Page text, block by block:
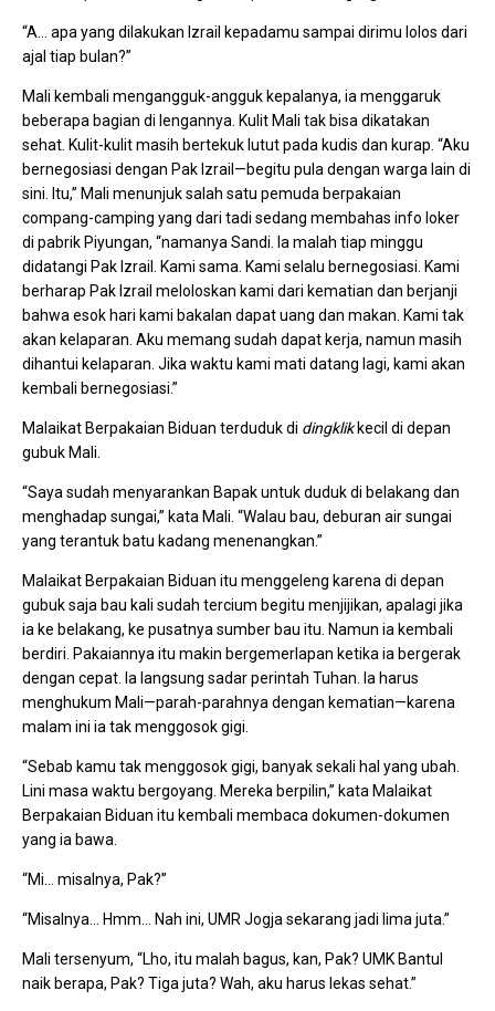
“A… apa yang dilakukan Izrail kepadamu sampai dirimu lolos dari
ajal tiap bulan?”
Mali kembali mengangguk-angguk kepalanya, ia menggaruk
beberapa bagian di lengannya. Kulit Mali tak bisa dikatakan
sehat. Kulit-kulit masih bertekuk lutut pada kudis dan kurap. “Aku
bernegosiasi dengan Pak Izrail—begitu pula dengan warga lain di
sini. Itu,” Mali menunjuk salah satu pemuda berpakaian
compang-camping yang dari tadi sedang membahas info loker
di pabrik Piyungan, “namanya Sandi. Ia malah tiap minggu
didatangi Pak Izrail. Kami sama. Kami selalu bernegosiasi. Kami
berharap Pak Izrail meloloskan kami dari kematian dan berjanji
bahwa esok hari kami bakalan dapat uang dan makan. Kami tak
akan kelaparan. Aku memang sudah dapat kerja, namun masih
dihantui kelaparan. Jika waktu kami mati datang lagi, kami akan
kembali bernegosiasi.”
Malaikat Berpakaian Biduan terduduk di dingklikkecil di depan
gubuk Mali.
“Saya sudah menyarankan Bapak untuk duduk di belakang dan
menghadap sungai,” kata Mali. “Walau bau, deburan air sungai
yang terantuk batu kadang menenangkan.”
Malaikat Berpakaian Biduan itu menggeleng karena di depan
gubuk saja bau kali sudah tercium begitu menjijikan, apalagi jika
ia ke belakang, ke pusatnya sumber bau itu. Namun ia kembali
berdiri. Pakaiannya itu makin bergemerlapan ketika ia bergerak
dengan cepat. Ia langsung sadar perintah Tuhan. Ia harus
menghukum Mali—parah-parahnya dengan kematian—karena
malam ini ia tak menggosok gigi.
“Sebab kamu tak menggosok gigi, banyak sekali hal yang ubah.
Lini masa waktu bergoyang. Mereka berpilin,” kata Malaikat
Berpakaian Biduan itu kembali membaca dokumen-dokumen
yang ia bawa.
“Mi… misalnya, Pak?”
“Misalnya… Hmm… Nah ini, UMR Jogja sekarang jadi lima juta.”
Mali tersenyum, “Lho, itu malah bagus, kan, Pak? UMK Bantul
naik berapa, Pak? Tiga juta? Wah, aku harus lekas sehat.”